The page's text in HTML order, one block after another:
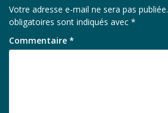
Votre adresse e-mail ne sera pas publiée.
obligatoires sont indiqués avec *
Commentaire *